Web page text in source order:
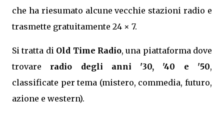
che ha riesumato alcune vecchie stazioni radio e
trasmette gratuitamente 24 × 7.
Si tratta di Old Time Radio, una piattaforma dove
trovare radio degli anni '30, '40 e '50,
classificate per tema (mistero, commedia, futuro,
azione e western).